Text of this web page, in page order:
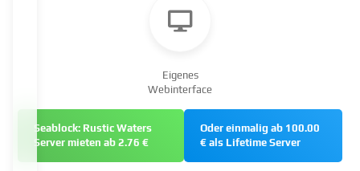
Eigenes
Webinterface
Seablock: Rustic Waters
Server mieten ab 2.76 €
Oder einmalig ab 100.00
€ als Lifetime Server